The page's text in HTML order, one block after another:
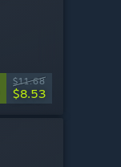
$11.68
$8.53